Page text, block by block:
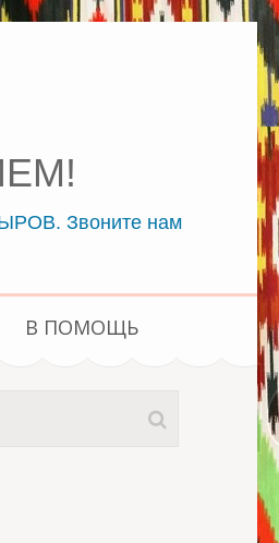
Звоните нам
В ПОМОЩЬ